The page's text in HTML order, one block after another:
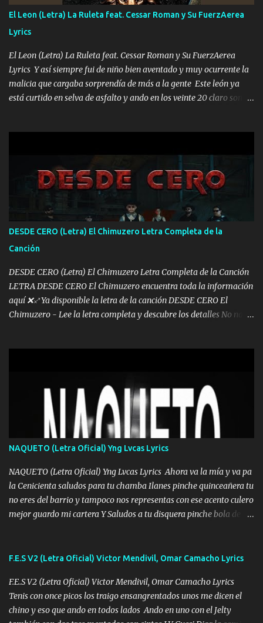
FALTA UN HERMANO DE CLAVE ERA EL 24 SIEMPRE FUE UN
HOMBRE VALIENTE POR ALGO M'URIÓ PELEAND0 SIEMPRE
VIO POR LA FAMILIA PARA QUE SIGA EL LEGADO Es el DOS de
los HERMANOS un cerebro inteligente y com...
El Leon (Letra) La Ruleta feat. Cessar Roman y Su FuerzAerea
Lyrics
El Leon (Letra) La Ruleta feat. Cessar Roman y Su FuerzAerea
Lyrics Y así siempre fui de niño bien aventado y muy ocurrente la
malicia que cargaba sorprendía de más a la gente Este león ya
está curtido en selva de asfalto y ando en los veinte 20 claro son
pa más pues hay charola les voy a dar hasta topar pues no hay de
otra Música Surcando bien mi camino voy por mi línea no veo a
los lados aquel que no corre vuela no se me duerm voy chicoteado
Ya pasé varias hazañas ya tienen rato que me agarran el colmillo
de este León los estatales no sé esperaron Al tiro esta la PrimiZa
también la nueve que cargo al lado doy la mano al que su amigo y
al traicionero damos pa abajo Y No me paran aquí hay pa más
pues hay charola les voy a dar hasta topar pues no hay de otra...
DESDE CERO (Letra) El Chimuzero Letra Completa de la
Canción
DESDE CERO (Letra) El Chimuzero Letra Completa de la Canción
LETRA DESDE CERO El Chimuzero encuentra toda la información
aquí ❌♐ Ya disponible la letra de la canción DESDE CERO El
Chimuzero - Lee la letra completa y descubre los detalles No nací
❌ www.elnorteduro.com ❌ Yo No limito los Sueños , si no existe
Uno pues Hallamos Modos , Si me caigo me Levanto, Aprendo Del
Error Y me sacudo El Lodo ❌ www.elnorteduro.com ❌ El Dinero
No me falta Pero Tampoco me Estorba , Por Eso Manejo Todo
Bien Regido Por mis Normas . Aquí no Se Sufre de Ego vengo Desde
Abajo y me costó subir Fue Con Trabajo Y Esfuerzo, Nada es
Regalado Me Super Invertir A Mí lado Una Princesa que A pesar de
Todo Siempre a estado ahí . Hecho pa...
NAQUETO (Letra Oficial) Yng Lvcas Lyrics
NAQUETO (Letra Oficial) Yng Lvcas Lyrics Ahora va la mía y va pa
la Cenicienta saludos para tu chamba Ilanes pinche quinceañera tu
no eres del barrio y tampoco nos representas con ese acento culero
mejor guardo mi cartera Y Saludos a tu disquera pinche bola de
amarrados y tu escondido entre el miedo Que el chacal mas caro
timbo tú tu ropa y tus joyas están iguales a ti todas nacas todas
chafas baratas como TAfi Y un trofeo para Jiménez por dejarse
embarazar aunque aquí huele algo raro y es que tu no estas jamas
F.E.S V2 (Letra Oficial) Victor Mendivil, Omar Camacho Lyrics
F.E.S V2 (Letra Oficial) Victor Mendivil, Omar Camacho Lyrics
Tenis con once picos los traigo ensangrentados unos me dicen el
chino y eso que ando en todos lados Ando en uno con el Jelty